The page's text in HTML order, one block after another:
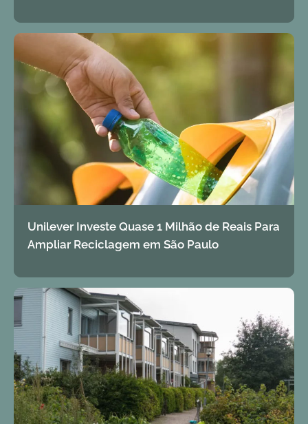
Unilever Investe Quase 1 Milhão de Reais Para
Ampliar Reciclagem em São Paulo